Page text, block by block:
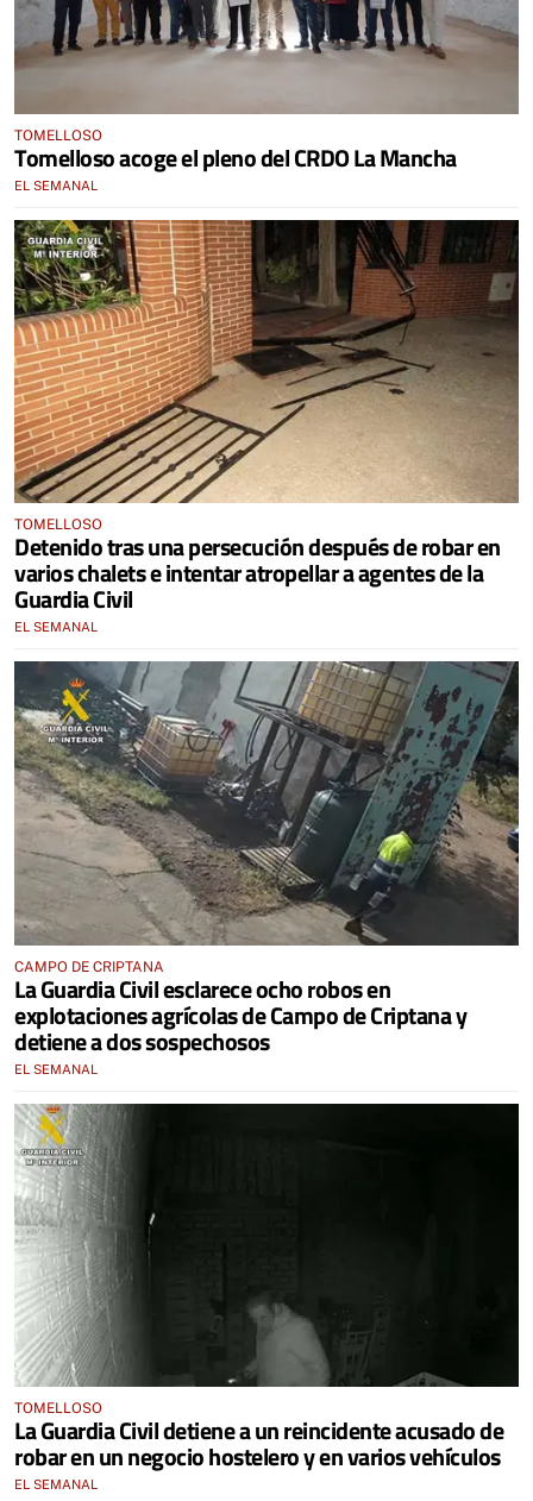
TOMELLOSO
Tomelloso acoge el pleno del CRDO La Mancha
EL SEMANAL
TOMELLOSO
Detenido tras una persecución después de robar en
varios chalets e intentar atropellar a agentes de la
Guardia Civil
EL SEMANAL
CAMPO DE CRIPTANA
La Guardia Civil esclarece ocho robos en
explotaciones agrícolas de Campo de Criptana y
detiene a dos sospechosos
EL SEMANAL
TOMELLOSO
La Guardia Civil detiene a un reincidente acusado de
robar en un negocio hostelero y en varios vehículos
EL SEMANAL